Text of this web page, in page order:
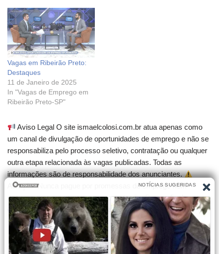
Vagas em Ribeirão Preto:
Destaques
11 de Janeiro de 2025
In "Vagas de Emprego em
Ribeirão Preto-SP"
Aviso Legal O site ismaelcolosi.com.br atua apenas como
um canal de divulgação de oportunidades de emprego e não se
responsabiliza pelo processo seletivo, contratação ou qualquer
outra etapa relacionada às vagas publicadas. Todas as
informações são de responsabilidade dos anunciantes.
Atenção! Nunca pague por promessas de emprego nem
compre cursos que garantam contratação. Desconfie de
qualquer cobrança para participar de seleções.